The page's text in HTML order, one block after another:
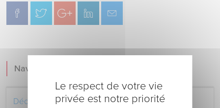
Navigation
Découvrez le Centre Hospitalier
Le respect de votre vie
privée est notre priorité